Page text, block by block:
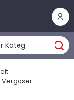
Vergaser